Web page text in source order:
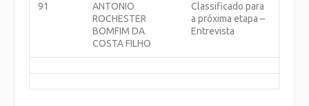
91
ANTONIO
ROCHESTER
BOMFIM DA
COSTA FILHO
Classificado para
a próxima etapa –
Entrevista